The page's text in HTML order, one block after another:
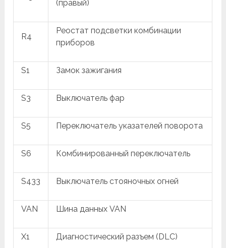
(правый)
R4
Реостат подсветки комбинации
приборов
S1 Замок зажигания
S3 Выключатель фар
S5 Переключатель указателей поворота
S6 Комбинированный переключатель
S433 Выключатель стояночных огней
VAN Шина данных VAN
X1 Диагностический разъем (DLC)